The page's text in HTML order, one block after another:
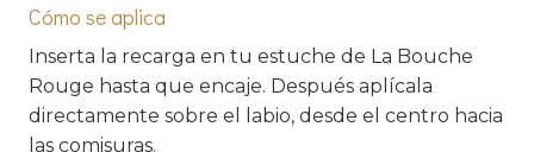
Cómo se aplica
Inserta la recarga en tu estuche de La Bouche
Rouge hasta que encaje. Después aplícala
directamente sobre el labio, desde el centro hacia
las comisuras.